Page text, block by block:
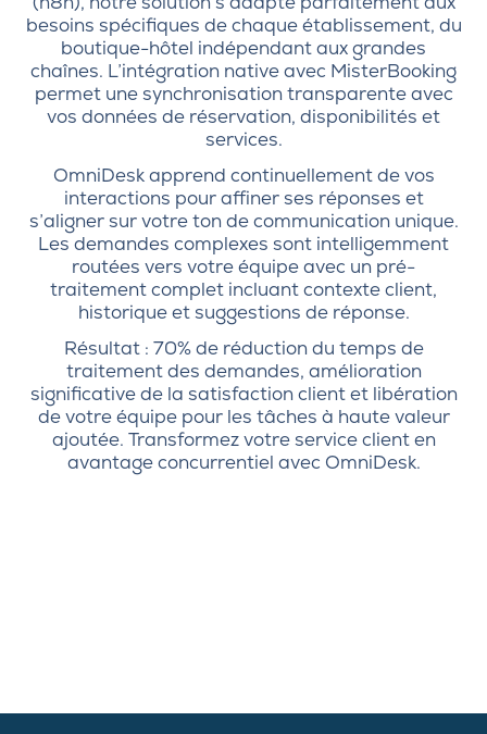
besoins spécifiques de chaque établissement, du
boutique-hôtel indépendant aux grandes
chaînes. L’intégration native avec MisterBooking
permet une synchronisation transparente avec
vos données de réservation, disponibilités et
services.
OmniDesk apprend continuellement de vos
interactions pour affiner ses réponses et
s’aligner sur votre ton de communication unique.
Les demandes complexes sont intelligemment
routées vers votre équipe avec un pré-
traitement complet incluant contexte client,
historique et suggestions de réponse.
Résultat : 70% de réduction du temps de
traitement des demandes, amélioration
significative de la satisfaction client et libération
de votre équipe pour les tâches à haute valeur
ajoutée. Transformez votre service client en
avantage concurrentiel avec OmniDesk.